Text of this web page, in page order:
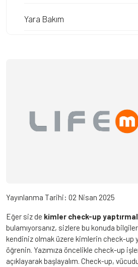
Yara Bakım
Yayınlanma Tarihi: 02 Nisan 2025
Eğer siz de kimler check-up
bulamıyorsanız, sizlere bu konuda
kendiniz olmak üzere kimlerin check-up
öğrenin. Yazımıza öncelikle check-up
açıklayarak başlayalım. Check-up,